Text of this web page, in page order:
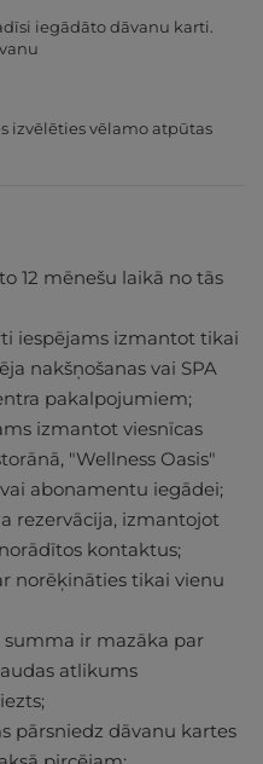
iegādāto dāvanu karti.
izvēlēties vēlamo atpūtas
12 mēnešu laikā no tās
iespējams izmantot tikai
nakšņošanas vai SPA
pakalpojumiem;
izmantot viesnīcas
"Wellness Oasis"
abonamentu iegādei;
rezervācija, izmantojot
kontaktus;
norēķināties tikai vienu
ir mazāka par
atlikums
pārsniedz dāvanu kartes